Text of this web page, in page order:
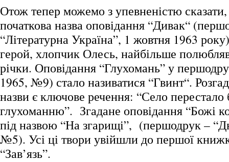
Отож тепер можемо з упевненістю
початкова назва оповідання “Дивак“
“Літературна Україна”, 1 жовтня 1963
герой, хлопчик Олесь, найбільше
річки. Оповідання “Глухомань” у
1965, №9) стало називатися “Гвинт“.
назви є ключове речення: “Село перестало
глухоманню”. Згадане оповідання “Божі
під назвою “На згарищі”, (першодрук –
№5). Усі ці твори увійшли до першої
“Зав’язь”.